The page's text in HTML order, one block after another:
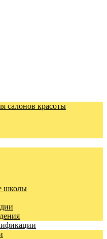
салонов красоты
школы